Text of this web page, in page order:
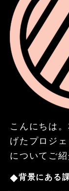
こんにちは。
げたプロジ
についてご紹
◆背景にある